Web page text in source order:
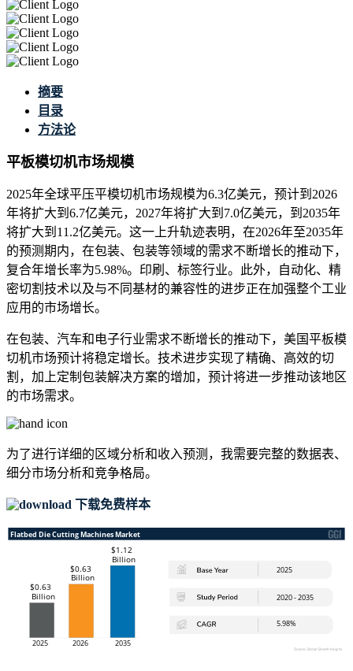
摘要
目录
方法论
平板模切机市场规模
2025年全球平压平模切机市场规模为6.3亿美元，预计到2026
年将扩大到6.7亿美元，2027年将扩大到7.0亿美元，到2035年
将扩大到11.2亿美元。这一上升轨迹表明，在2026年至2035年
的预测期内，在包装、包装等领域的需求不断增长的推动下，
复合年增长率为5.98%。印刷、标签行业。此外，自动化、精
密切割技术以及与不同基材的兼容性的进步正在加强整个工业
应用的市场增长。
在包装、汽车和电子行业需求不断增长的推动下，美国平板模
切机市场预计将稳定增长。技术进步实现了精确、高效的切
割，加上定制包装解决方案的增加，预计将进一步推动该地区
的市场需求。
为了进行详细的区域分析和收入预测，我需要完整的数据表、
细分市场分析和竞争格局。
下载免费样本